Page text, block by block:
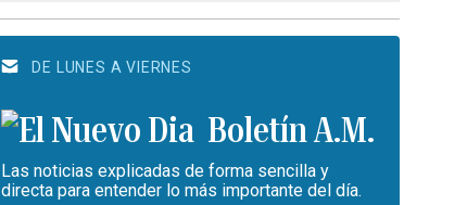
DE LUNES A VIERNES
Boletín A.M.
Las noticias explicadas de forma sencilla y
directa para entender lo más importante del día.